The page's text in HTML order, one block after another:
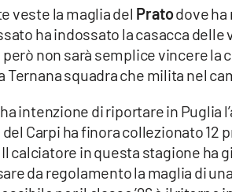
veste la maglia del Pratodove ha
ha indossato la casacca delle
non sarà semplice vincere la
Ternana squadra che milita nel
ha intenzione di riportare in Puglia
del Carpi ha finora collezionato 12
calciatore in questa stagione ha
da regolamento la maglia di